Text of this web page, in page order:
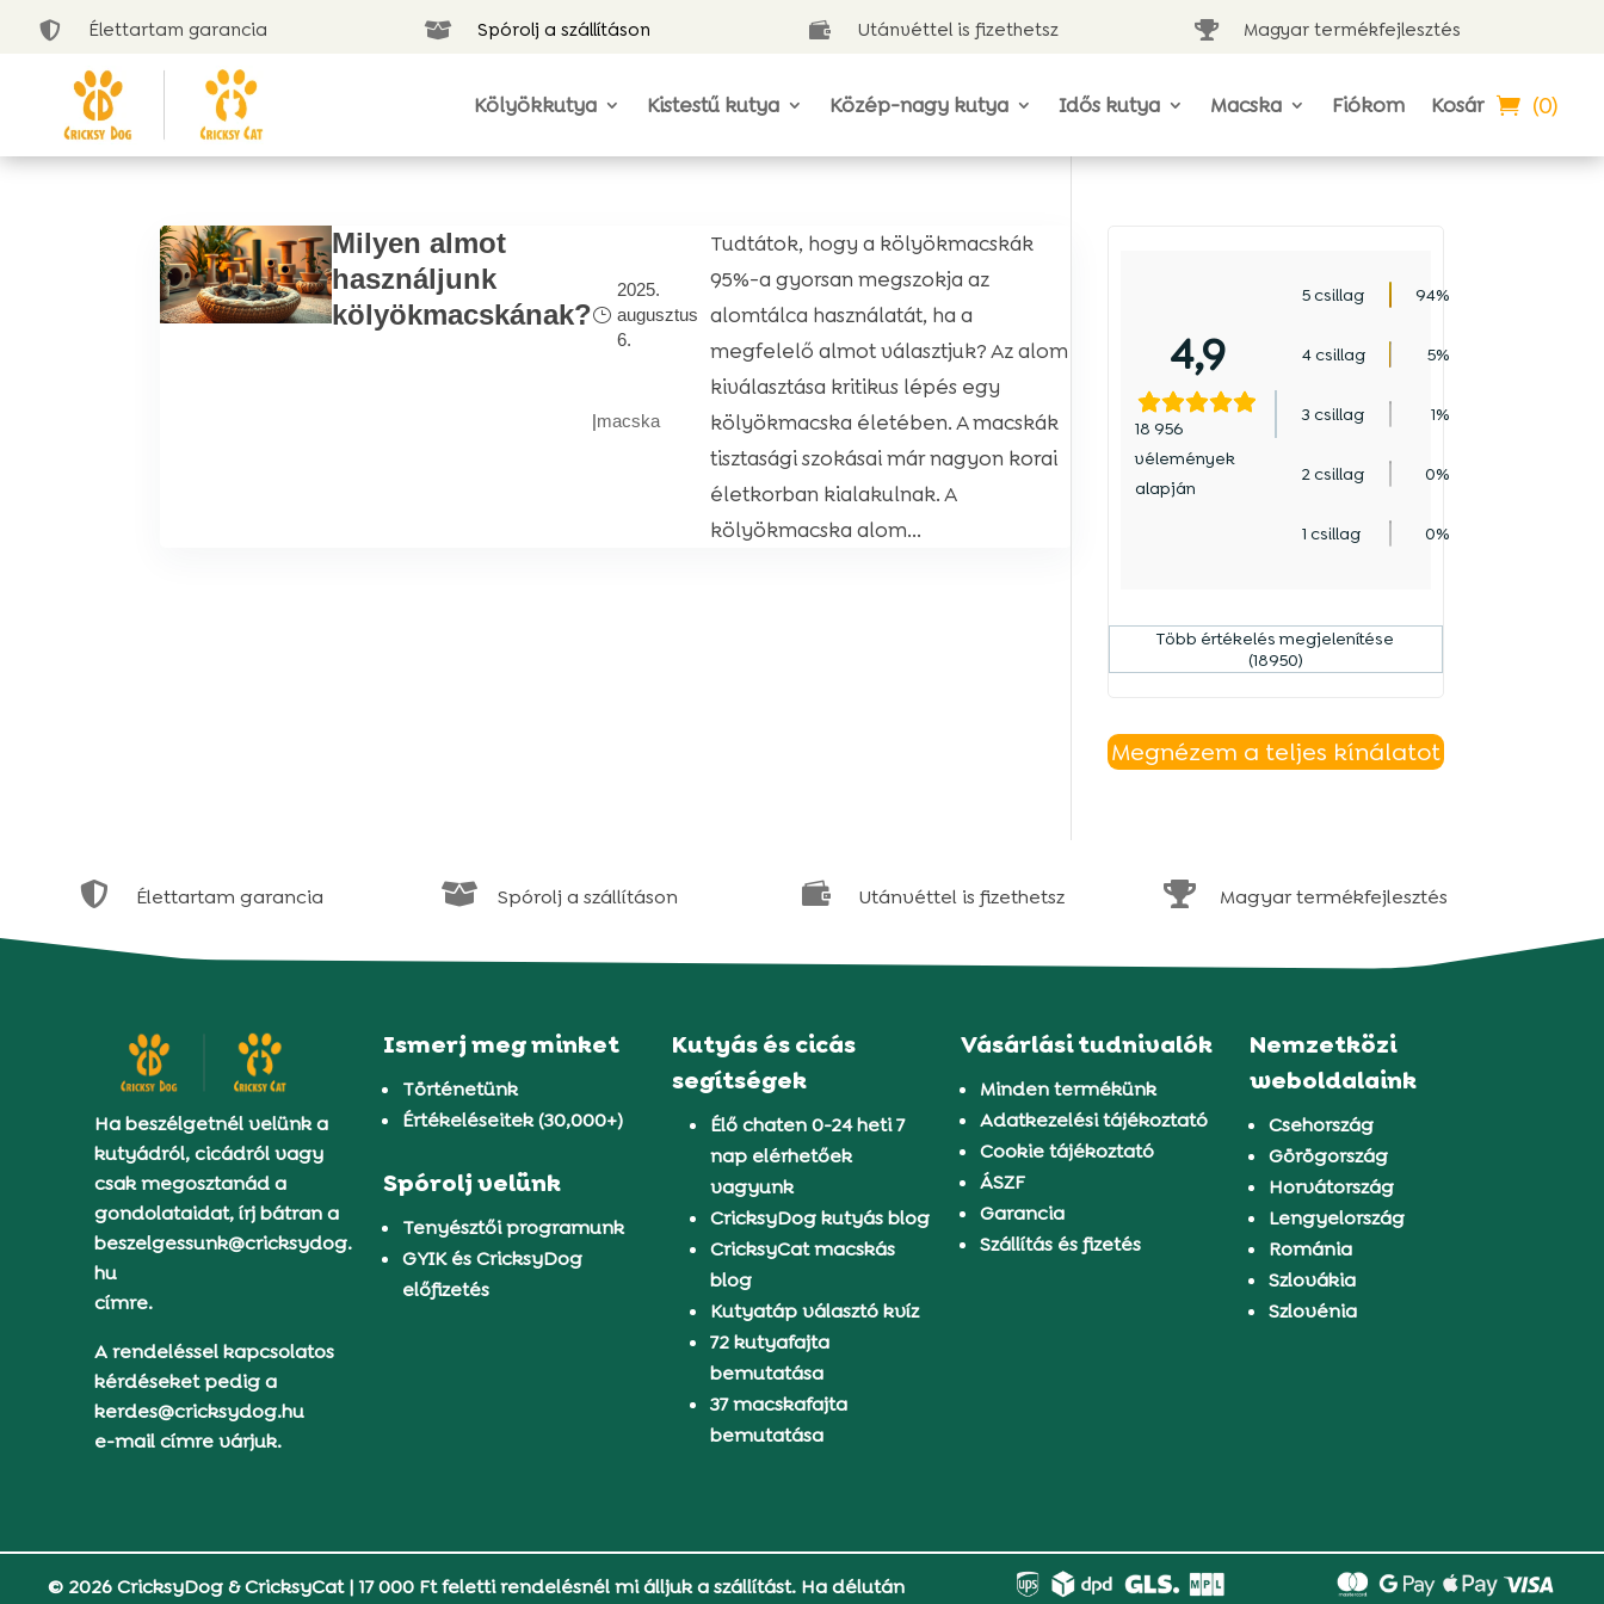
 Élettartam garancia  Spórolj a szállításon  Utánvéttel is fizethetsz  Magyar termékfejlesztés
Kölyökkutya Kistestű kutya Közép-nagy kutya Idős kutya Macska Fiókom Kosár (0)
Milyen almot
használjunk
kölyökmacskának?
2025.
augusztus
6.
|macska
Tudtátok, hogy a kölyökmacskák
95%-a gyorsan megszokja az
alomtálca használatát, ha a
megfelelő almot választjuk? Az alom
kiválasztása kritikus lépés egy
kölyökmacska életében. A macskák
tisztasági szokásai már nagyon korai
életkorban kialakulnak. A
kölyökmacska alom...
4,9
18 956
vélemények
alapján
5 csillag 94%
4 csillag 5%
3 csillag 1%
2 csillag 0%
1 csillag 0%
Több értékelés megjelenítése
(18950)
Megnézem a teljes kínálatot
 Élettartam garancia  Spórolj a szállításon  Utánvéttel is fizethetsz  Magyar termékfejlesztés
Ha beszélgetnél velünk a
kutyádról, cicádról vagy
csak megosztanád a
gondolataidat, írj bátran a
beszelgessunk@cricksydog.
hu
címre.
A rendeléssel kapcsolatos
kérdéseket pedig a
kerdes@cricksydog.hu
e-mail címre várjuk.
Ismerj meg minket
Történetünk
Értékeléseitek (30,000+)
Spórolj velünk
Tenyésztői programunk
GYIK és CricksyDog
előfizetés
Kutyás és cicás
segítségek
Élő chaten 0-24 heti 7
nap elérhetőek
vagyunk
CricksyDog kutyás blog
CricksyCat macskás
blog
Kutyatáp választó kvíz
72 kutyafajta
bemutatása
37 macskafajta
bemutatása
Vásárlási tudnivalók
Minden termékünk
Adatkezelési tájékoztató
Cookie tájékoztató
ÁSZF
Garancia
Szállítás és fizetés
Nemzetközi
weboldalaink
Csehország
Görögország
Horvátország
Lengyelország
Románia
Szlovákia
Szlovénia
© 2026 CricksyDog & CricksyCat|17 000 Ft feletti rendelésnél mi álljuk a szállítást. Ha délután